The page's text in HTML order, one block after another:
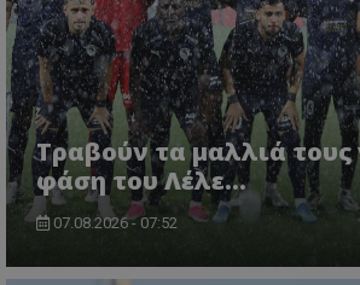
Τραβούν τα μαλλιά τους
φάση του Λέλε…
07.08.2026 - 07:52